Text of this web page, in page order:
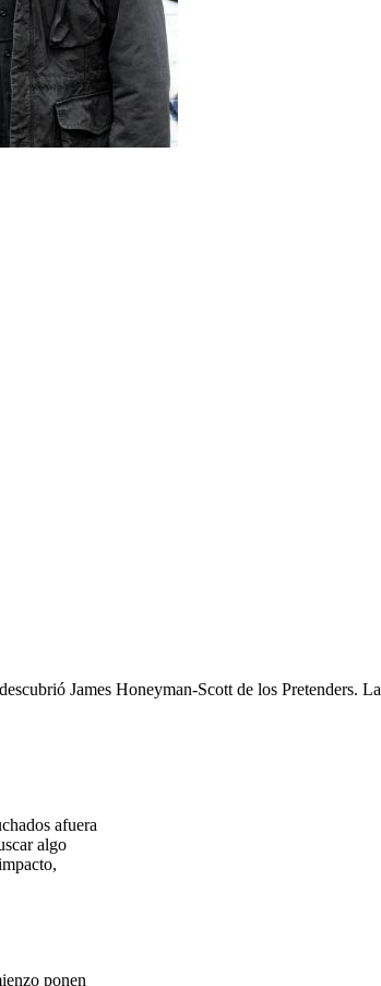
James Honeyman-Scott de los Pretenders.
afuera
algo
ponen